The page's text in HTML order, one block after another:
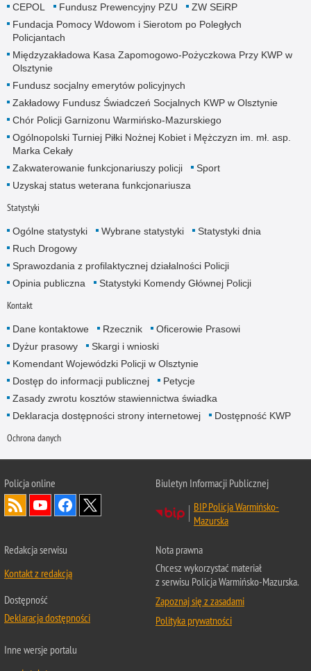
CEPOL
Fundusz Prewencyjny PZU
ZW SEiRP
Fundacja Pomocy Wdowom i Sierotom po Poległych
Policjantach
Międzyzakładowa Kasa Zapomogowo-Pożyczkowa Przy KWP w
Olsztynie
Fundusz socjalny emerytów policyjnych
Zakładowy Fundusz Świadczeń Socjalnych KWP w Olsztynie
Chór Policji Garnizonu Warmińsko-Mazurskiego
Ogólnopolski Turniej Piłki Nożnej Kobiet i Mężczyzn im. mł. asp.
Marka Cekały
Zakwaterowanie funkcjonariuszy policji
Sport
Uzyskaj status weterana funkcjonariusza
Statystyki
Ogólne statystyki Wybrane statystyki
Statystyki dnia
Ruch Drogowy
Sprawozdania z profilaktycznej działalności Policji
Opinia publiczna
Statystyki Komendy Głównej Policji
Kontakt
Dane kontaktowe Rzecznik
Oficerowie Prasowi
Dyżur prasowy
Skargi i wnioski
Komendant Wojewódzki Policji w Olsztynie
Dostęp do informacji publicznej
Petycje
Zasady zwrotu kosztów stawiennictwa świadka
Deklaracja dostępności strony internetowej
Dostępność KWP
Ochrona danych
Policja online
Biuletyn Informacji Publicznej
BIP Policja Warmińsko-
Mazurska
Redakcja serwisu
Kontakt z redakcją
Dostępność
Deklaracja dostępności
Nota prawna
Chcesz wykorzystać materiał
z serwisu Policja Warmińsko-Mazurska.
Zapoznaj się z zasadami
Polityka prywatności
Inne wersje portalu